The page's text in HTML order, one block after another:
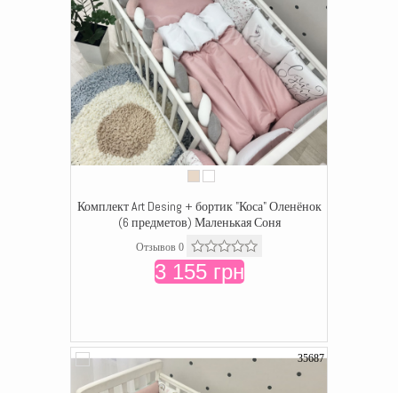
Комплект Art Desing + бортик "Коса" Оленёнок
(6 предметов) Маленькая Соня
Отзывов 0
3 155 грн
35687